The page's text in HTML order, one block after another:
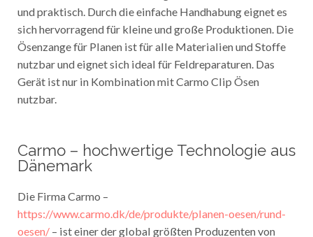
und praktisch. Durch die einfache Handhabung eignet es
sich hervorragend für kleine und große Produktionen. Die
Ösenzange für Planen ist für alle Materialien und Stoffe
nutzbar und eignet sich ideal für Feldreparaturen. Das
Gerät ist nur in Kombination mit Carmo Clip Ösen
nutzbar.
Carmo – hochwertige Technologie aus
Dänemark
Die Firma Carmo –
https://www.carmo.dk/de/produkte/planen-oesen/rund-
oesen/– ist einer der global größten Produzenten von